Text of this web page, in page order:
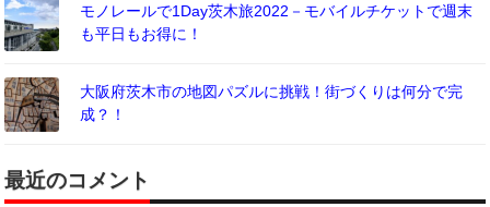
モノレールで1Day茨木旅2022－モバイルチケットで週末
も平日もお得に！
大阪府茨木市の地図パズルに挑戦！街づくりは何分で完
成？！
最近のコメント